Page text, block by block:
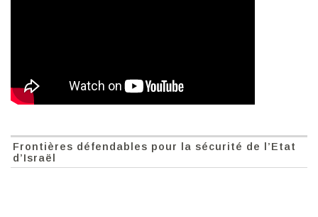
Frontières défendables pour la sécurité de l’Etat
d’Israël